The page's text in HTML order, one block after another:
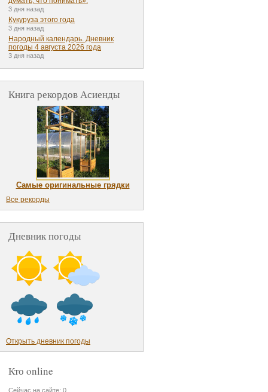
3 дня назад
Кукуруза этого года
3 дня назад
Народный календарь. Дневник
погоды 4 августа 2026 года
3 дня назад
Книга рекордов Асиенды
Самые оригинальные грядки
Все рекорды
Дневник погоды
Открыть дневник погоды
Кто online
Сейчас на сайте: 0